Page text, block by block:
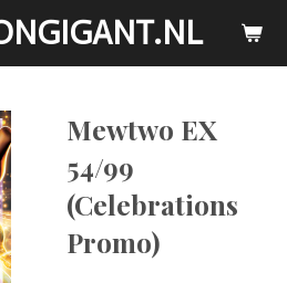
Mewtwo EX
54/99
(Celebrations
Promo)